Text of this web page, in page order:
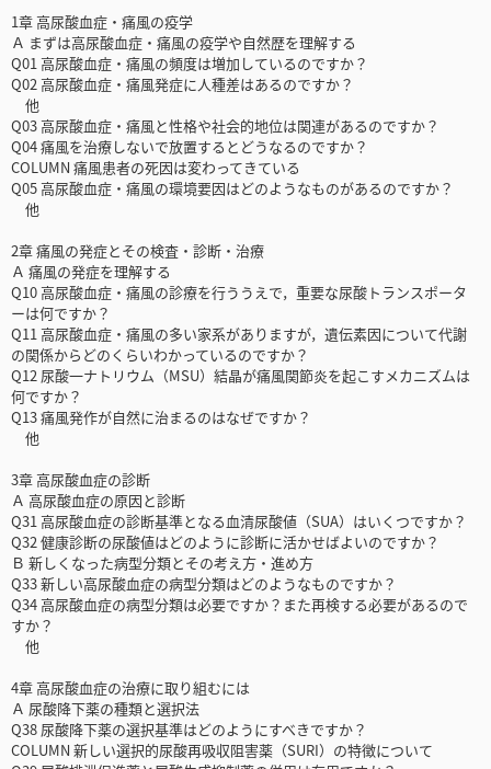
1章 高尿酸血症・痛風の疫学
Ａ まずは高尿酸血症・痛風の疫学や自然歴を理解する
Q01 高尿酸血症・痛風の頻度は増加しているのですか？
Q02 高尿酸血症・痛風発症に人種差はあるのですか？
他
Q03 高尿酸血症・痛風と性格や社会的地位は関連があるのですか？
Q04 痛風を治療しないで放置するとどうなるのですか？
COLUMN 痛風患者の死因は変わってきている
Q05 高尿酸血症・痛風の環境要因はどのようなものがあるのですか？
他
2章 痛風の発症とその検査・診断・治療
Ａ 痛風の発症を理解する
Q10 高尿酸血症・痛風の診療を行ううえで，重要な尿酸トランスポータ
ーは何ですか？
Q11 高尿酸血症・痛風の多い家系がありますが，遺伝素因について代謝
の関係からどのくらいわかっているのですか？
Q12 尿酸一ナトリウム（MSU）結晶が痛風関節炎を起こすメカニズムは
何ですか？
Q13 痛風発作が自然に治まるのはなぜですか？
他
3章 高尿酸血症の診断
Ａ 高尿酸血症の原因と診断
Q31 高尿酸血症の診断基準となる血清尿酸値（SUA）はいくつですか？
Q32 健康診断の尿酸値はどのように診断に活かせばよいのですか？
Ｂ 新しくなった病型分類とその考え方・進め方
Q33 新しい高尿酸血症の病型分類はどのようなものですか？
Q34 高尿酸血症の病型分類は必要ですか？また再検する必要があるので
すか？
他
4章 高尿酸血症の治療に取り組むには
Ａ 尿酸降下薬の種類と選択法
Q38 尿酸降下薬の選択基準はどのようにすべきですか？
COLUMN 新しい選択的尿酸再吸収阻害薬（SURI）の特徴について